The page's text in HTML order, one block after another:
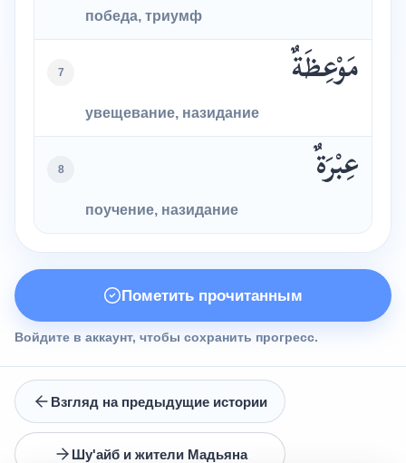
победа, триумф
7 مَوْعِظَةٌ
увещевание, назидание
8 عِبْرَةٌ
поучение, назидание
Пометить прочитанным
Войдите в аккаунт, чтобы сохранить прогресс.
Взгляд на предыдущие истории
Шу'айб и жители Мадьяна